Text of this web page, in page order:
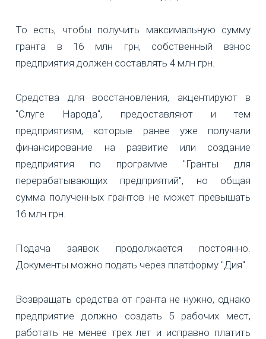
То есть, чтобы получить максимальную сумму
гранта в 16 млн грн, собственный взнос
предприятия должен составлять 4 млн грн.
Средства для восстановления, акцентируют в
"Слуге Народа", предоставляют и тем
предприятиям, которые ранее уже получали
финансирование на развитие или создание
предприятия по программе "Гранты для
перерабатывающих предприятий", но общая
сумма полученных грантов не может превышать
16 млн грн.
Подача заявок продолжается постоянно.
Документы можно подать через платформу "Дия".
Возвращать средства от гранта не нужно, однако
предприятие должно создать 5 рабочих мест,
работать не менее трех лет и исправно платить